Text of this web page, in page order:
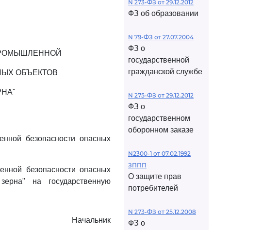
ОБЪЕКТОВ
безопасности опасных
безопасности опасных
на государственную
Начальник
N 273-ФЗ от 29.12.2012
ФЗ об образовании
N 79-ФЗ от 27.07.2004
ФЗ о
государственной
гражданской службе
N 275-ФЗ от 29.12.2012
ФЗ о
государственном
оборонном заказе
N2300-1 от 07.02.1992
ЗППП
О защите прав
потребителей
N 273-ФЗ от 25.12.2008
ФЗ о